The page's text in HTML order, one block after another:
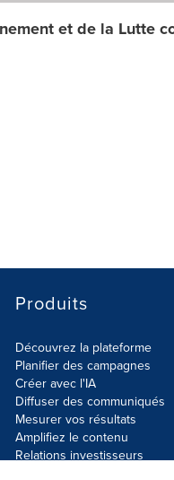
et de la Lutte
Produits
Découvrez la plateforme
Planifier des campagnes
Créer avec l'IA
Diffuser des communiqués
Mesurer vos résultats
Amplifiez le contenu
Relations investisseurs